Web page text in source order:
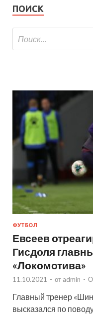
ПОИСК
ФУТБОЛ
Евсеев
Гисдоля
«Локомотива»
11.10.2021 - от admin -
Главный тренер
высказался по